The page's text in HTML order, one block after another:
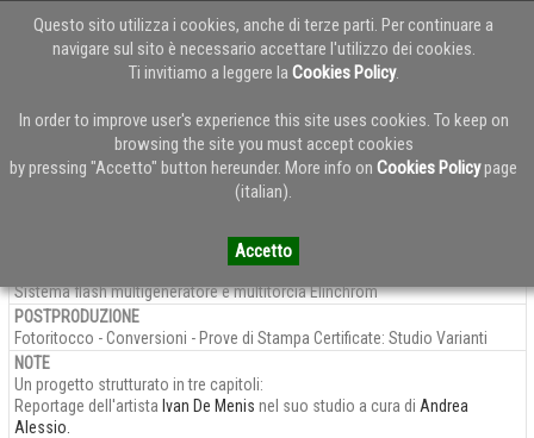
Questo sito utilizza i cookies, anche di terze parti. Per continuare a
navigare sul sito è necessario accettare l'utilizzo dei cookies.
Ti invitiamo a leggere la Cookies Policy.
In order to improve user's experience this site uses cookies. To keep on
browsing the site you must accept cookies
by pressing "Accetto" button hereunder. More info onCookies Policypage
(italian).
Accetto
CLIENTE
PROGETTO
Ivan De Menis
Sistema Sinar P3 con dorso digitale 86H - 50megapixel multiscatto
Sistema flash multigeneratore e multitorcia Elinchrom
POSTPRODUZIONE
Fotoritocco - Conversioni - Prove di Stampa Certificate: Studio Varianti
NOTE
Un progetto strutturato in tre capitoli:
Reportage dell'artista Ivan De Menis nel suo studio a cura di Andrea
Alessio.